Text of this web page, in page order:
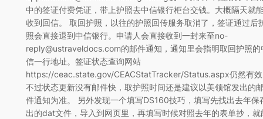
中的签证付费凭证，带上护照去中信银行柜台交钱。大概隔天就
收到回信。 取回护照，以往的护照回传服务取消了，签证通过后
照会直接退到中信银行。申请人会直接收到一封来至no-
reply@ustraveldocs.com的邮件通知，通知里会指明取回护照的
信一行地址。签证状态查询网站
https://ceac.state.gov/CEACStatTracker/Status.aspx仍然有
不过状态更新没有邮件快，取护照时间还是建议以美领馆发出的
件通知为准。 另外发现一个填写DS160技巧，填写先找出去年保
出的dat文件，导入到网页里，再填写时候对照去年的表单抄，就